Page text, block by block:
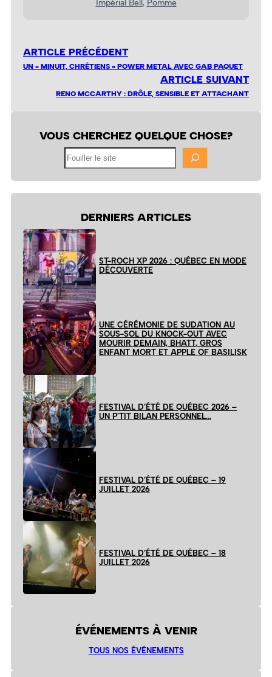
ARTICLE PRÉCÉDENT
UN « MINUIT, CHRÉTIENS » POWER METAL AVEC GAB PAQUET
ARTICLE SUIVANT
RENO MCCARTHY : DRÔLE, SENSIBLE ET ATTACHANT
VOUS CHERCHEZ QUELQUE CHOSE?
DERNIERS ARTICLES
ST-ROCH XP 2026 : QUÉBEC EN MODE
DÉCOUVERTE
UNE CÉRÉMONIE DE SUDATION AU
SOUS-SOL DU KNOCK-OUT AVEC
MOURIR DEMAIN, BHATT, GROS
ENFANT MORT ET APPLE OF BASILISK
FESTIVAL D’ÉTÉ DE QUÉBEC 2026 –
UN P’TIT BILAN PERSONNEL…
FESTIVAL D’ÉTÉ DE QUÉBEC – 19
JUILLET 2026
FESTIVAL D’ÉTÉ DE QUÉBEC – 18
JUILLET 2026
ÉVÉNEMENTS À VENIR
TOUS NOS ÉVÉNEMENTS